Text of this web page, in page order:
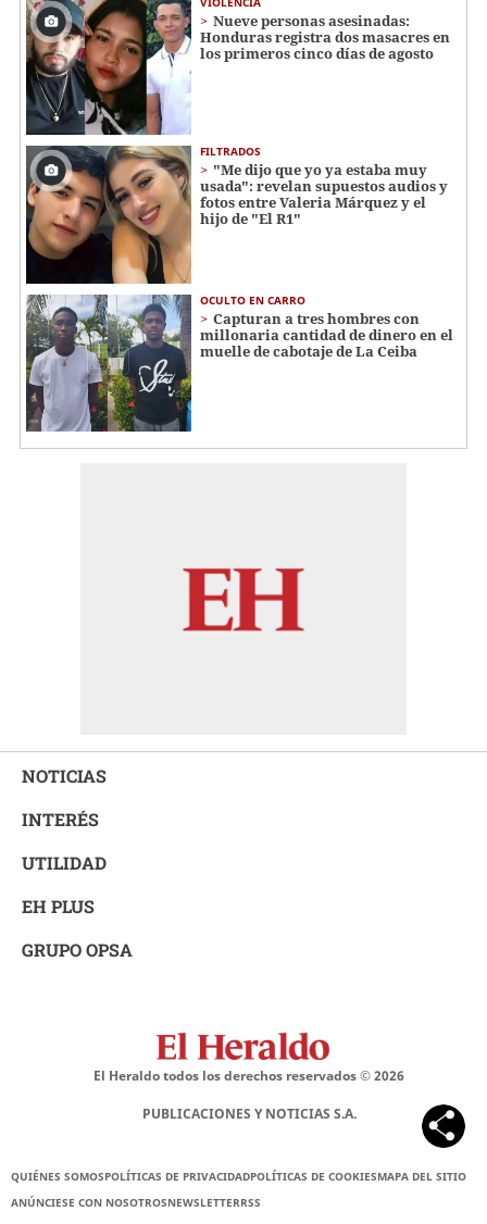
Nueve personas asesinadas:
Honduras registra dos masacres en
los primeros cinco días de agosto
FILTRADOS
"Me dijo que yo ya estaba muy
usada": revelan supuestos audios y
fotos entre Valeria Márquez y el
hijo de "El R1"
OCULTO EN CARRO
Capturan a tres hombres con
millonaria cantidad de dinero en el
muelle de cabotaje de La Ceiba
NOTICIAS
INTERÉS
UTILIDAD
EH PLUS
GRUPO OPSA
El Heraldo todos los derechos reservados ©2026
PUBLICACIONES Y NOTICIAS S.A.
QUIÉNES SOMOSPOLÍTICAS DE PRIVACIDADPOLÍTICAS DE COOKIESMAPA DEL SITIO
ANÚNCIESE CON NOSOTROSNEWSLETTERRSS